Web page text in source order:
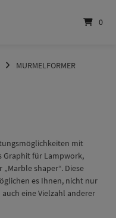
0
MURMELFORMER
mit
Graphit für Lampwork,
shaper“. Diese
es Ihnen, nicht nur
eine Vielzahl anderer